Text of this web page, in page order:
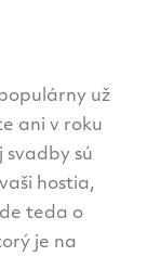
už
ani v roku
sú
hostia,
teda o
je na